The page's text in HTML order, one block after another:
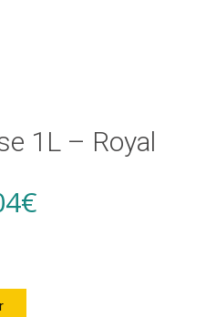
1L – Royal
€